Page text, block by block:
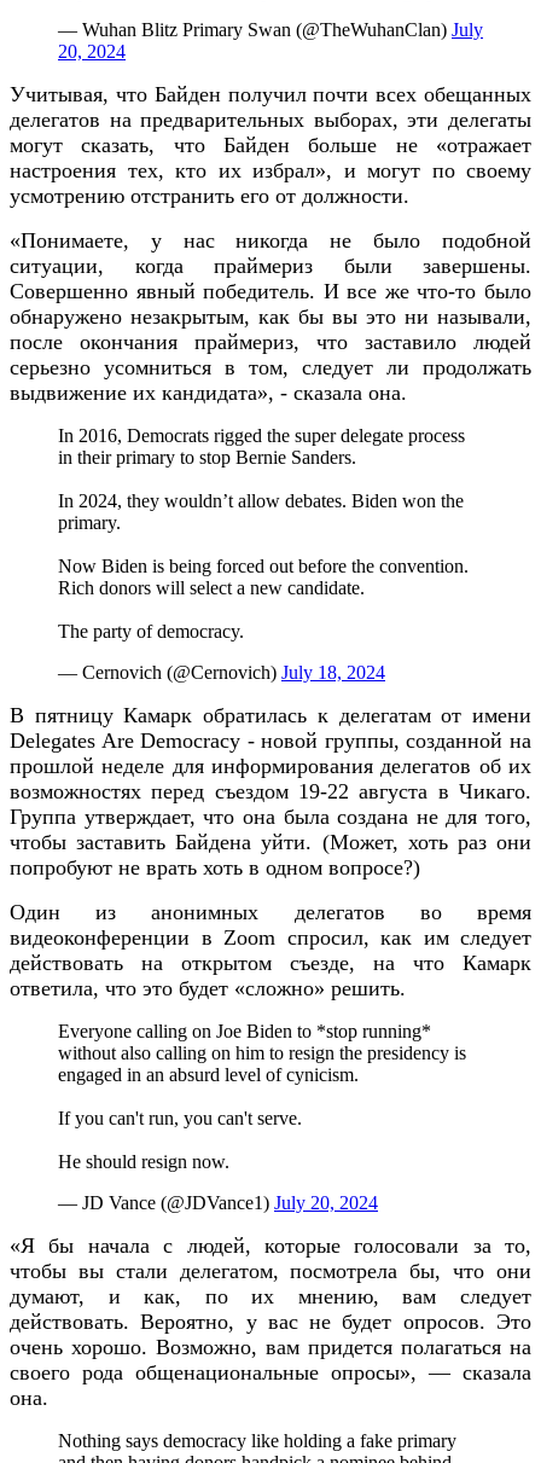
— Wuhan Blitz Primary Swan (@TheWuhanClan) July
20, 2024
Учитывая, что Байден получил почти всех обещанных
делегатов на предварительных выборах, эти делегаты
могут сказать, что Байден больше не «отражает
настроения тех, кто их избрал», и могут по своему
усмотрению отстранить его от должности.
«Понимаете, у нас никогда не было подобной
ситуации, когда праймериз были завершены.
Совершенно явный победитель. И все же что-то было
обнаружено незакрытым, как бы вы это ни называли,
после окончания праймериз, что заставило людей
серьезно усомниться в том, следует ли продолжать
выдвижение их кандидата», - сказала она.
In 2016, Democrats rigged the super delegate process
in their primary to stop Bernie Sanders.
In 2024, they wouldn’t allow debates. Biden won the
primary.
Now Biden is being forced out before the convention.
Rich donors will select a new candidate.
The party of democracy.
— Cernovich (@Cernovich) July 18, 2024
В пятницу Камарк обратилась к делегатам от имени
Delegates Are Democracy - новой группы, созданной на
прошлой неделе для информирования делегатов об их
возможностях перед съездом 19-22 августа в Чикаго.
Группа утверждает, что она была создана не для того,
чтобы заставить Байдена уйти. (Может, хоть раз они
попробуют не врать хоть в одном вопросе?)
Один из анонимных делегатов во время
видеоконференции в Zoom спросил, как им следует
действовать на открытом съезде, на что Камарк
ответила, что это будет «сложно» решить.
Everyone calling on Joe Biden to *stop running*
without also calling on him to resign the presidency is
engaged in an absurd level of cynicism.
If you can't run, you can't serve.
He should resign now.
— JD Vance (@JDVance1) July 20, 2024
«Я бы начала с людей, которые голосовали за то,
чтобы вы стали делегатом, посмотрела бы, что они
думают, и как, по их мнению, вам следует
действовать. Вероятно, у вас не будет опросов. Это
очень хорошо. Возможно, вам придется полагаться на
своего рода общенациональные опросы», — сказала
она.
Nothing says democracy like holding a fake primary